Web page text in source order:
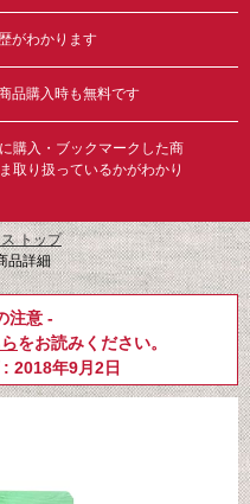
がわかります
品購入時も無料です
購入・ブックマークした商
取り扱っているかがわかり
トップ
品詳細
注意 -
をお読みください。
2018年9月2日